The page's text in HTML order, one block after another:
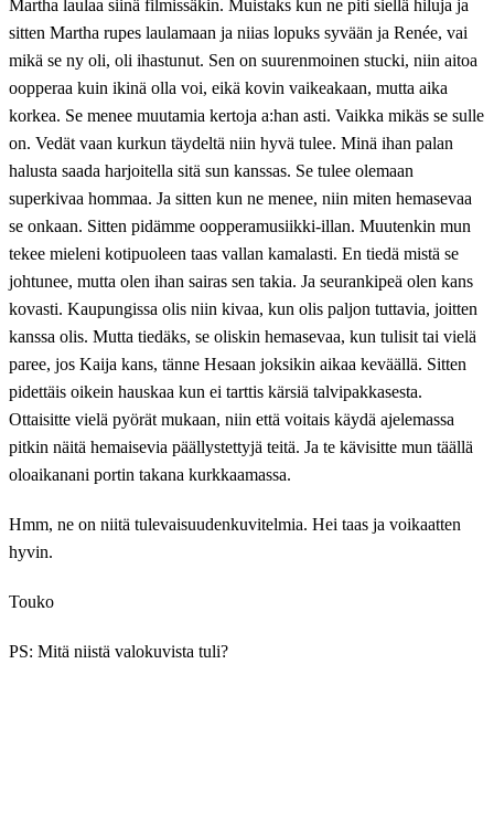
Martha laulaa siinä filmissäkin. Muistaks kun ne piti siellä hiluja ja
sitten Martha rupes laulamaan ja niias lopuks syvään ja Renée, vai
mikä se ny oli, oli ihastunut. Sen on suurenmoinen stucki, niin aitoa
oopperaa kuin ikinä olla voi, eikä kovin vaikeakaan, mutta aika
korkea. Se menee muutamia kertoja a:han asti. Vaikka mikäs se sulle
on. Vedät vaan kurkun täydeltä niin hyvä tulee. Minä ihan palan
halusta saada harjoitella sitä sun kanssas. Se tulee olemaan
superkivaa hommaa. Ja sitten kun ne menee, niin miten hemasevaa
se onkaan. Sitten pidämme oopperamusiikki-illan. Muutenkin mun
tekee mieleni kotipuoleen taas vallan kamalasti. En tiedä mistä se
johtunee, mutta olen ihan sairas sen takia. Ja seurankipeä olen kans
kovasti. Kaupungissa olis niin kivaa, kun olis paljon tuttavia, joitten
kanssa olis. Mutta tiedäks, se oliskin hemasevaa, kun tulisit tai vielä
paree, jos Kaija kans, tänne Hesaan joksikin aikaa keväällä. Sitten
pidettäis oikein hauskaa kun ei tarttis kärsiä talvipakkasesta.
Ottaisitte vielä pyörät mukaan, niin että voitais käydä ajelemassa
pitkin näitä hemaisevia päällystettyjä teitä. Ja te kävisitte mun täällä
oloaikanani portin takana kurkkaamassa.
Hmm, ne on niitä tulevaisuudenkuvitelmia. Hei taas ja voikaatten
hyvin.
Touko
PS: Mitä niistä valokuvista tuli?